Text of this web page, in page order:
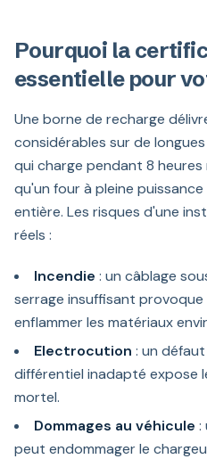
Pourquoi la
essentielle pour
Une borne de recharge
considérables sur de
qui charge pendant 8
qu'un four à pleine
entière. Les risques d'une
réels :
Incendie : un câblage
serrage insuffisant
enflammer les matériaux
Electrocution : un
différentiel inadapté expose
mortel.
Dommages au véhicule :
peut endommager le